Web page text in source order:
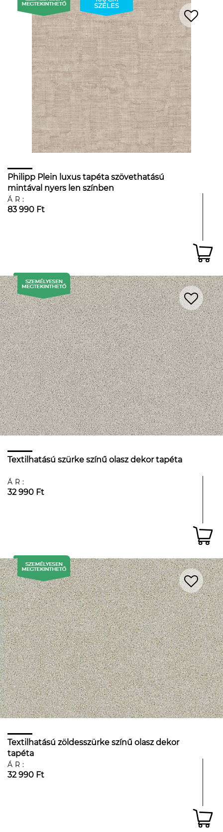
SZÉLES
Philipp Plein luxus tapéta szövethatású
mintával nyers len színben
ÁR:
83 990 Ft
Textilhatású szürke színű olasz dekor tapéta
ÁR:
32 990 Ft
Textilhatású zöldesszürke színű olasz dekor
tapéta
ÁR:
32 990 Ft